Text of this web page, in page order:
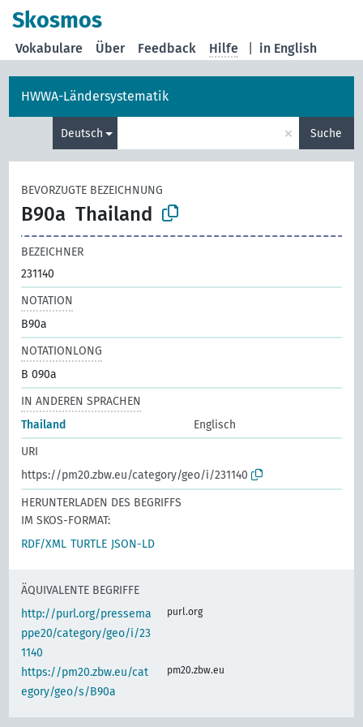
Skosmos
in English
Vokabulare Über Feedback Hilfe
HWWA-Ländersystematik
Deutsch × Suche
BEVORZUGTE BEZEICHNUNG
B90a Thailand
BEZEICHNER
231140
NOTATION
B90a
NOTATIONLONG
B 090a
IN ANDEREN SPRACHEN
Thailand
Englisch
URI
https://pm20.zbw.eu/category/geo/i/231140
HERUNTERLADEN DES BEGRIFFS
IM SKOS-FORMAT:
RDF/XML TURTLE JSON-LD
ÄQUIVALENTE BEGRIFFE
http://purl.org/pressema
ppe20/category/geo/i/23
1140
purl.org
https://pm20.zbw.eu/cat
egory/geo/s/B90a
pm20.zbw.eu